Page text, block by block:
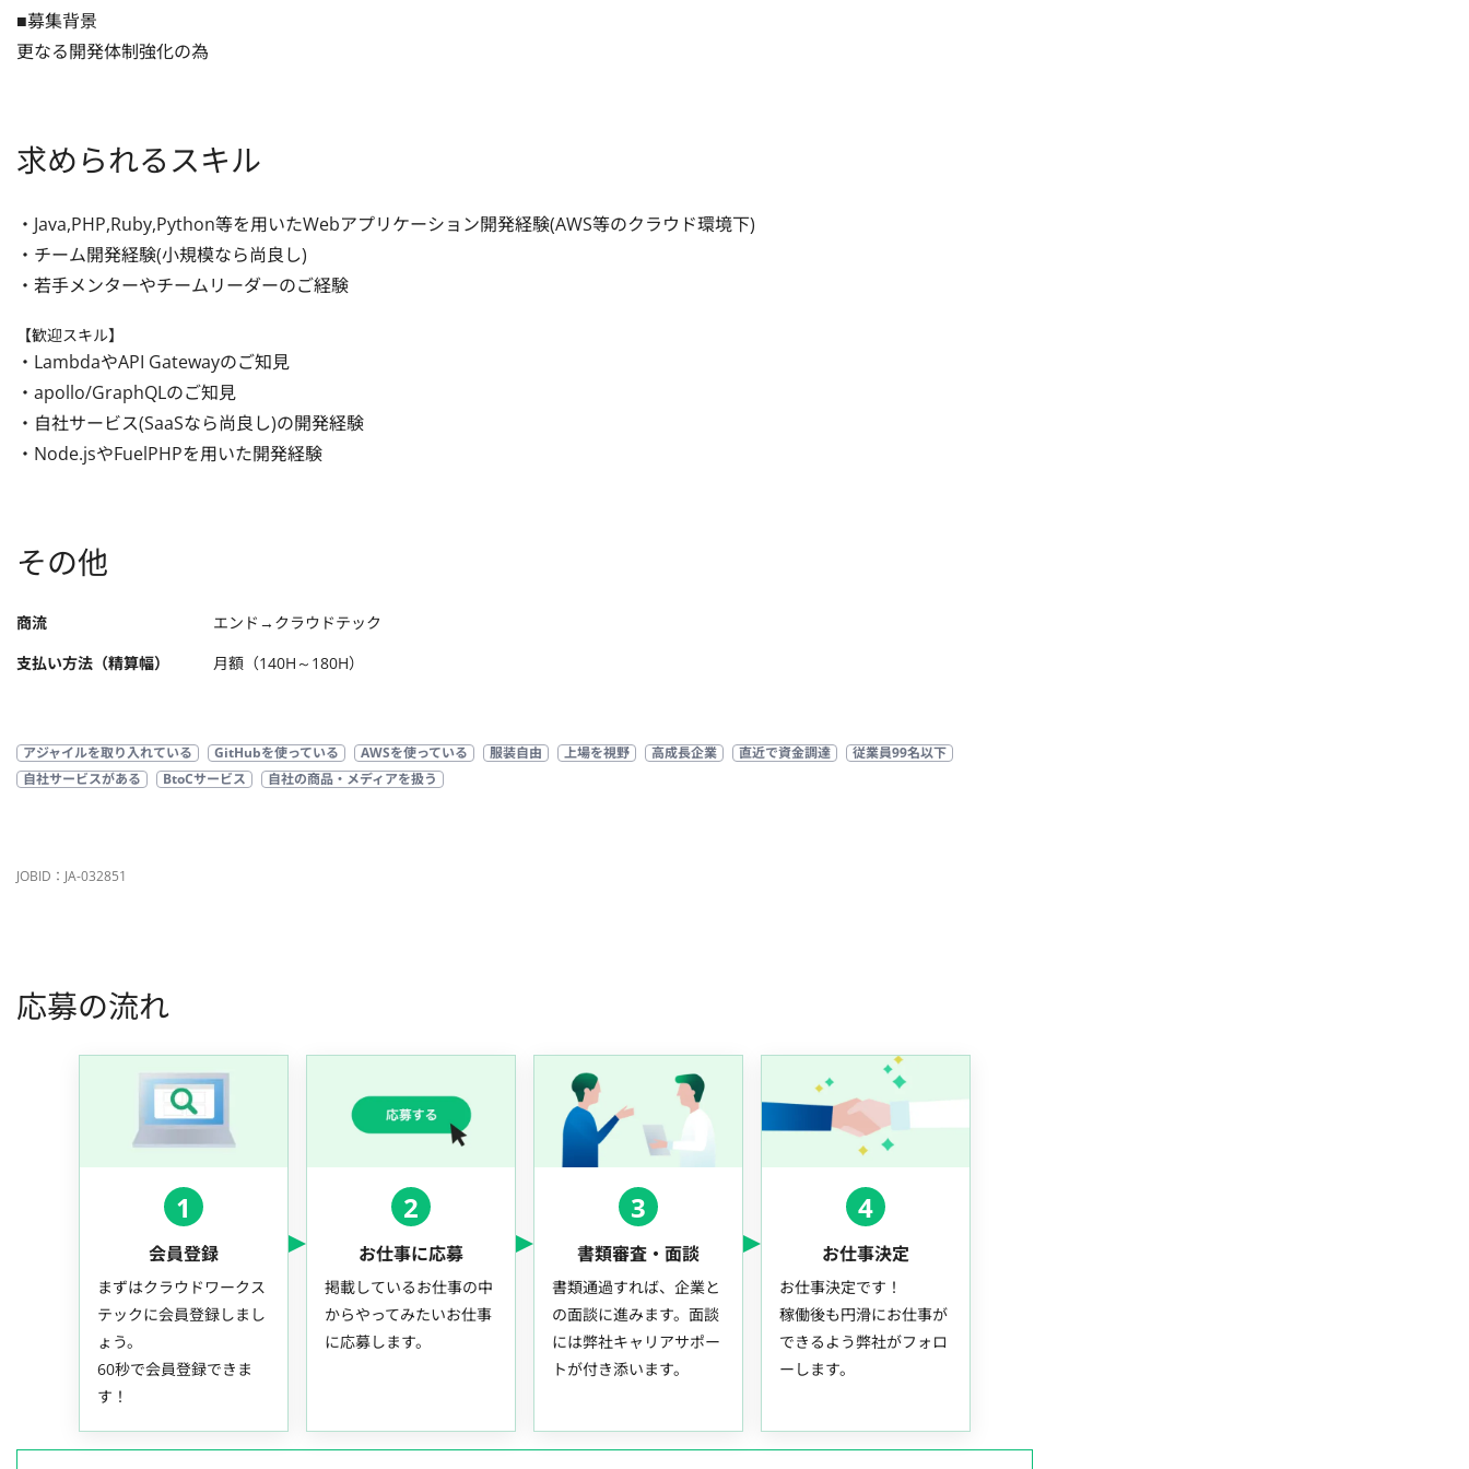
■募集背景
更なる開発体制強化の為
求められるスキル
・Java,PHP,Ruby,Python等を用いたWebアプリケーション開発経験(AWS等のクラウド環境下)
・チーム開発経験(小規模なら尚良し)
・若手メンターやチームリーダーのご経験
【歓迎スキル】
・LambdaやAPI Gatewayのご知見
・apollo/GraphQLのご知見
・自社サービス(SaaSなら尚良し)の開発経験
・Node.jsやFuelPHPを用いた開発経験
その他
商流
エンド→クラウドテック
支払い方法（精算幅）
月額（140H～180H）
アジャイルを取り入れている GitHubを使っている AWSを使っている 服装自由 上場を視野 高成長企業 直近で資金調達
従業員99名以下
自社サービスがある
BtoCサービス 自社の商品・メディアを扱う
JOBID：JA-032851
応募の流れ
1
会員登録
まずはクラウドワークス
テックに会員登録しまし
ょう。
60秒で会員登録できま
す！
2
お仕事に応募
掲載しているお仕事の中
からやってみたいお仕事
に応募します。
3
書類審査・面談
書類通過すれば、企業と
の面談に進みます。面談
には弊社キャリアサポー
トが付き添います。
4
お仕事決定
お仕事決定です！
稼働後も円滑にお仕事が
できるよう弊社がフォロ
ーします。